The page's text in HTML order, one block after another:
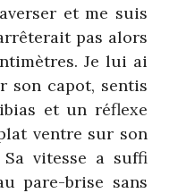
et me suis
pas alors
Je lui ai
son capot, sentis
et un réflexe
ventre sur son
Sa vitesse a suffi
pare-brise sans